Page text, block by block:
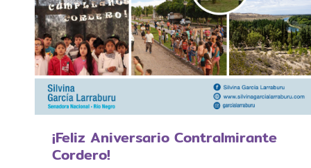
¡Feliz Aniversario Contralmirante
Cordero!